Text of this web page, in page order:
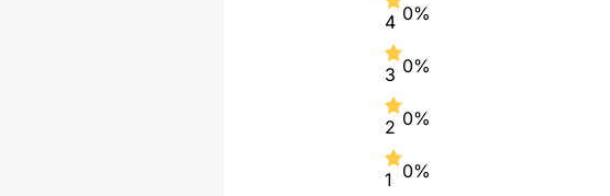
4 0%
3 0%
2 0%
1 0%